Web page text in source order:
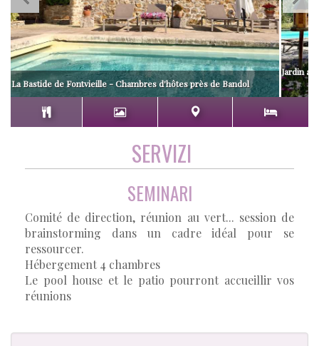
La Bastide de Fontvieille - Chambres d'hôtes près de Bandol
Jardin
SERVIZI
SEMINARI
Comité de direction, réunion au vert... session de
brainstorming dans un cadre idéal pour se
ressourcer.
Hébergement 4 chambres
Le pool house et le patio pourront accueillir vos
réunions